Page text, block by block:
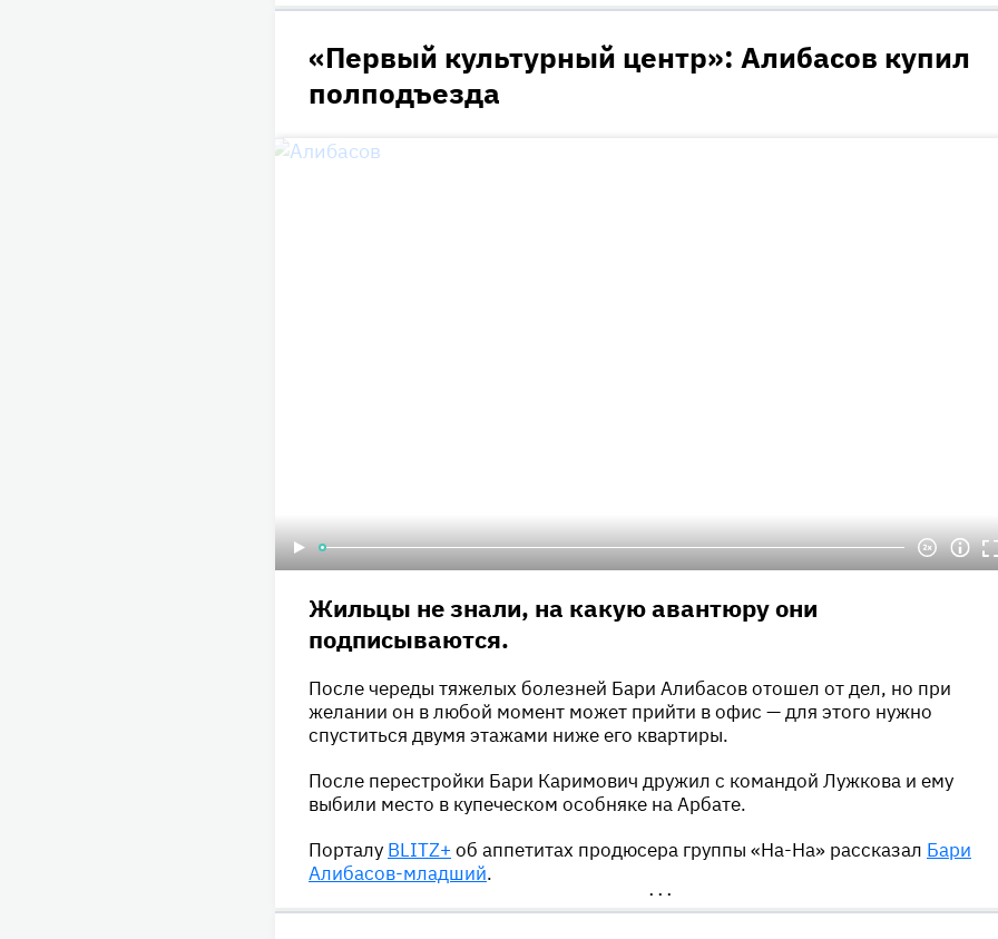
«Первый культурный центр»: Алибасов купил
полподъезда
Жильцы не знали, на какую авантюру они
подписываются.
После череды тяжелых болезней Бари Алибасов отошел от дел, но при
желании он в любой момент может прийти в офис — для этого нужно
спуститься двумя этажами ниже его квартиры.
После перестройки Бари Каримович дружил с командой Лужкова и ему
выбили место в купеческом особняке на Арбате.
Порталу BLITZ+ об аппетитах продюсера группы «На-На» рассказал Бари
Алибасов-младший.
•••